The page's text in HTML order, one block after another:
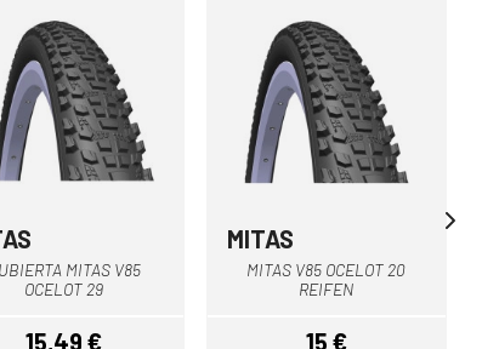
COUNTRY
LINE RIG REIFEN
Schwarz
MITAS V85
OCELOT 29
15,49 €
MITAS
MITAS V85 OCELOT 20
REIFEN
15 €